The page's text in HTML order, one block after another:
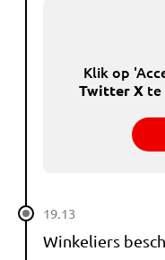
Klik op
Twitter X te
19.13
Winkeliers